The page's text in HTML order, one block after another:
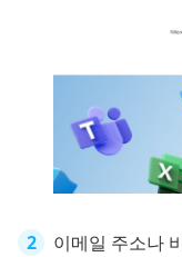
이메일 주소나